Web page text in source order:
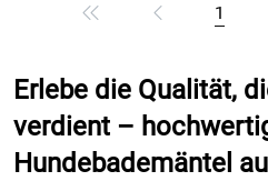
1
Erlebe die Qualität,
verdient –
Hundebademäntel